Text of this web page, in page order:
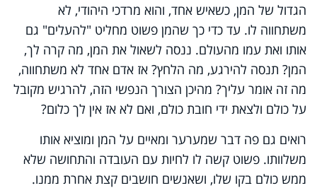
הגדול של המן, כשאיש אחד, והוא מרדכי היהודי, לא
משתחווה לו. עד כדי כך שהמן פשוט מחליט "להעלים" גם
אותו ואת עמו מהעולם. ננסה לשאול את המן, מה קרה לך,
המן? תנסה להירגע, מה הלחץ? אז אדם אחד לא משתחווה,
מה זה אומר עליך? מהיכן הצורך הנפשי הזה, להרגיש מקובל
על כולם ולצאת ידי חובת כולם, ואם לא אז אין לך כלום?
רואים גם פה דבר שמערער ומאיים על המן ומוציא אותו
משלוותו. פשוט קשה לו לחיות עם העובדה והתחושה שלא
ממש כולם בקו שלו, ושאנשים חושבים קצת אחרת ממנו.